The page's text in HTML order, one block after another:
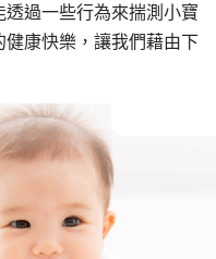
過一些行為來揣測小寶
康快樂，讓我們藉由下